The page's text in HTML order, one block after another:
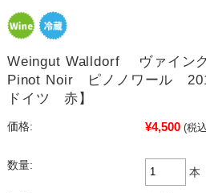
Weingut Walldorf ヴァイン
Pinot Noir ピノノワール
ドイツ 赤】
価格: ¥4,500 (税
数量:
本